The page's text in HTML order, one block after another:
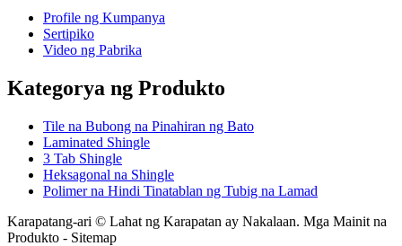
Profile ng Kumpanya
Sertipiko
Video ng Pabrika
Kategorya ng Produkto
Tile na Bubong na Pinahiran ng Bato
Laminated Shingle
3 Tab Shingle
Heksagonal na Shingle
Polimer na Hindi Tinatablan ng Tubig na Lamad
Karapatang-ari © Lahat ng Karapatan ay Nakalaan. Mga Mainit na
Produkto - Sitemap